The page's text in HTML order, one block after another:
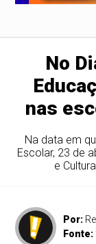
No
nas
Na data em
Escolar, 23 de
e
Por:
Fonte: